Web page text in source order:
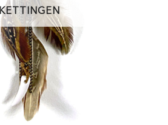
KETTINGEN